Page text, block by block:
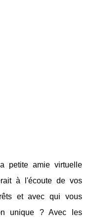
petite amie virtuelle
à l'écoute de vos
et avec qui vous
unique ? Avec les